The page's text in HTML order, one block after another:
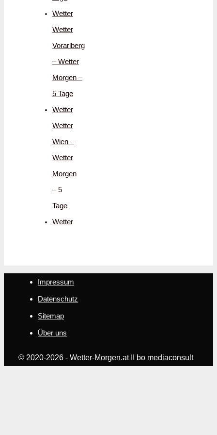
Wetter
Wetter
Vorarlberg
– Wetter
Morgen –
5 Tage
Wetter
Wetter
Wien –
Wetter
Morgen
– 5
Tage
Wetter
Impressum
Datenschutz
Sitemap
Über uns
© 2020-2026 - Wetter-Morgen.at II bo mediaconsult